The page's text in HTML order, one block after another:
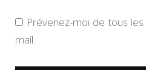
Prévenez-moi de tous
mail.